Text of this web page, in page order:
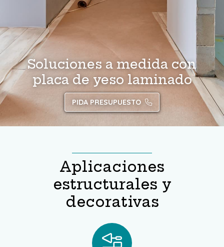
Acondicionamiento
¿Necesitas ayuda?
Llámanos: 981 557 731
Facebook Instagram
Soluciones a medida con
placa de yeso laminado
PIDA PRESUPUESTO
Aplicaciones
estructurales y
decorativas